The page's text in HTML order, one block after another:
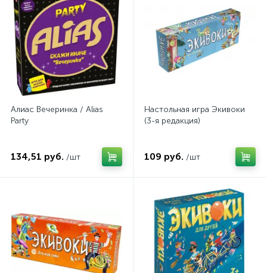
Алиас Вечеринка / Alias
Party
134,51 руб. /шт
Настольная игра Экивоки
(3-я редакция)
109 руб. /шт